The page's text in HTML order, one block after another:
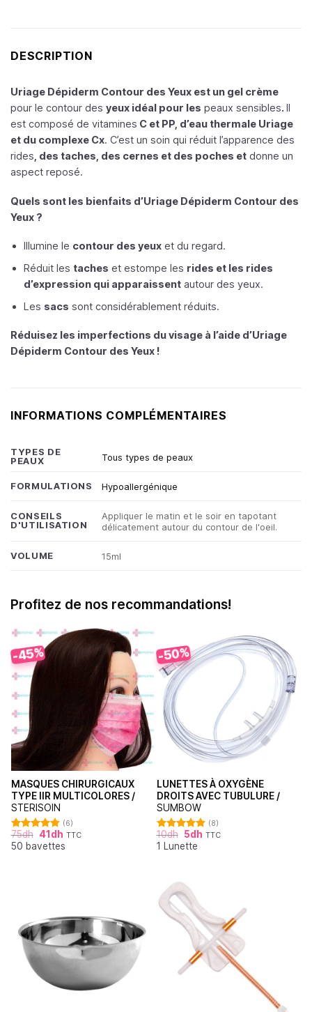
DESCRIPTION
Uriage Dépiderm Contour des Yeux est un gel crème
pour le contour des yeux idéal pour les peaux sensibles. Il
est composé de vitamines C et PP, d’eau thermale Uriage
et du complexe Cx. C’est un soin qui réduit l’apparence des
rides , des taches, des cernes et des poches et donne un
aspect reposé.
Quels sont les bienfaits d’Uriage Dépiderm Contour des
Yeux ?
Illumine le contour des yeuxet du regard.
Réduit les taches et estompe les rides et les rides
d’expression qui apparaissentautour des yeux.
Les sacs sont considérablement réduits.
Réduisez les imperfections du visage à l’aide d’Uriage
Dépiderm Contour des Yeux !
INFORMATIONS COMPLÉMENTAIRES
TYPES DE
PEAUX
Tous types de peaux
FORMULATIONS Hypoallergénique
CONSEILS
D'UTILISATION
Appliquer le matin et le soir en tapotant
délicatement autour du contour de l'oeil.
VOLUME 15ml
Profitez de nos recommandations!
-45%
MASQUES CHIRURGICAUX
TYPE IIR MULTICOLORES /
STERISOIN
Note
4.83
sur 5
(6)
75dh 41 dh TTC
50 bavettes
-50%
LUNETTES À OXYGÈNE
DROITS AVEC TUBULURE /
SUMBOW
Note
4.88
sur 5
(8)
10dh 5dh TTC
1 Lunette